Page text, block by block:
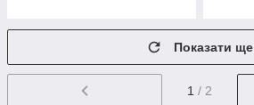
Показати ще
1 / 2